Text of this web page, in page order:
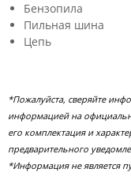
Бензопила
Пильная шина
Цепь
*Пожалуйста, сверяйте
информацией на
его комплектация и
предварительного
*Информация не является